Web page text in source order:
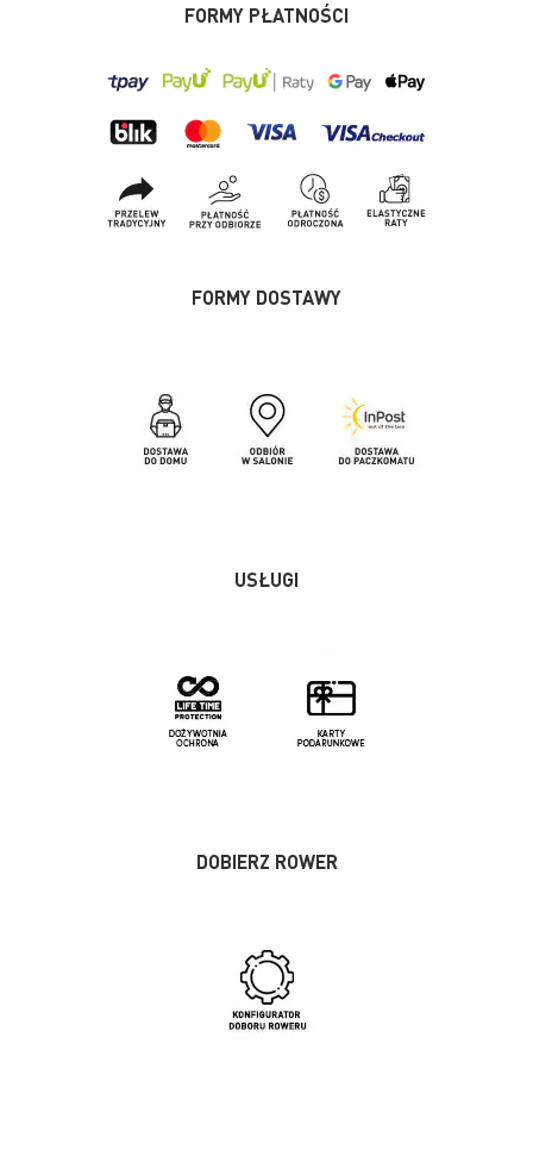
FORMY PŁATNOŚCI
FORMY DOSTAWY
USŁUGI
DOBIERZ ROWER